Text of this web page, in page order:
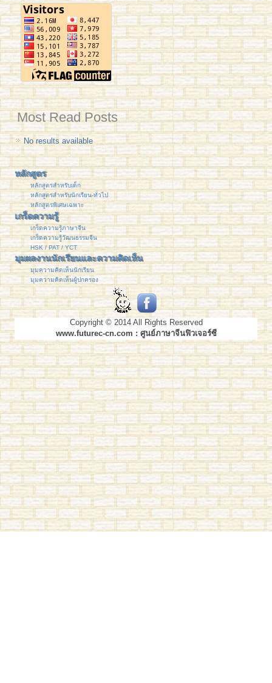
Most Read Posts
No results available
หลักสูตร
หลักสูตรสำหรับเด็ก
หลักสูตรสำหรับนักเรียน-ทั่วไป
หลักสูตรพิเศษเฉพาะ
เกร็ดความรู้
เกร็ดความรู้ภาษาจีน
เกร็ดความรู้วัฒนธรรมจีน
HSK / PAT / YCT
มุมผลงานนักเรียนและความคิดเห็น
มุมความคิดเห็นนักเรียน
มุมความคิดเห็นผู้ปกครอง
Copyright © 2014 All Rights Reserved
www.futurec-cn.com : ศูนย์ภาษาจีนฟิวเจอร์ซี